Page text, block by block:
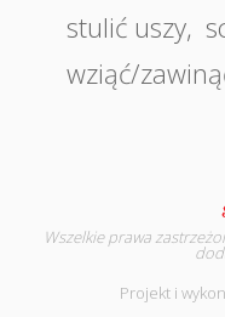
stulić uszy,
wziąć/
Wszelkie prawa
Projekt i